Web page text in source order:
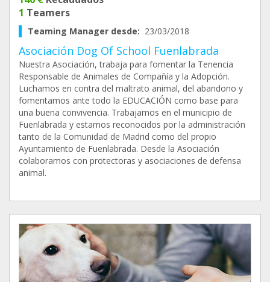
1 Teamers
Teaming Manager desde: 23/03/2018
Asociación Dog Of School Fuenlabrada
Nuestra Asociación, trabaja para fomentar la Tenencia
Responsable de Animales de Compañía y la Adopción.
Luchamos en contra del maltrato animal, del abandono y
fomentamos ante todo la EDUCACIÓN como base para
una buena convivencia. Trabajamos en el municipio de
Fuenlabrada y estamos reconocidos por la administración
tanto de la Comunidad de Madrid como del propio
Ayuntamiento de Fuenlabrada. Desde la Asociación
colaboramos con protectoras y asociaciones de defensa
animal.